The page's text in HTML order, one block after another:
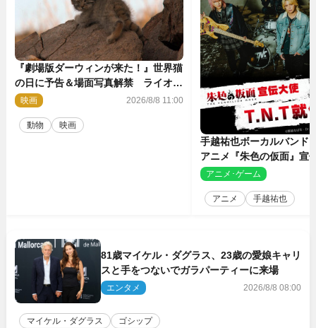
『劇場版ダーウィンが来た！』世界猫
の日に予告＆場面写真解禁 ライオン
やマヌルネコの赤ちゃんが大集合
映画 2026/8/8 11:00
動物 映画
手越祐也ボーカルバンド
アニメ『朱色の仮面』宣
決定
アニメ･ゲーム
アニメ 手越祐也
81歳マイケル・ダグラス、23歳の愛娘キャリ
スと手をつないでガラパーティーに来場
エンタメ 2026/8/8 08:00
マイケル・ダグラス ゴシップ